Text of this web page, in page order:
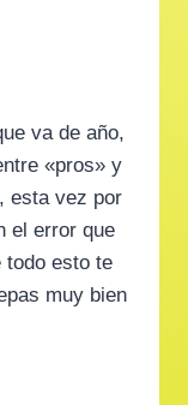
va de año,
«pros» y
esta vez por
el error que
todo esto te
muy bien